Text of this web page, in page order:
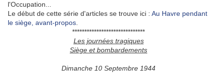
l'Occupation...
Le début de cette série d'articles se trouve ici : Au Havre pendant
le siège, avant-propos
******************************
Les journées tragiques
Siège et bombardements
Dimanche 10 Septembre 1944